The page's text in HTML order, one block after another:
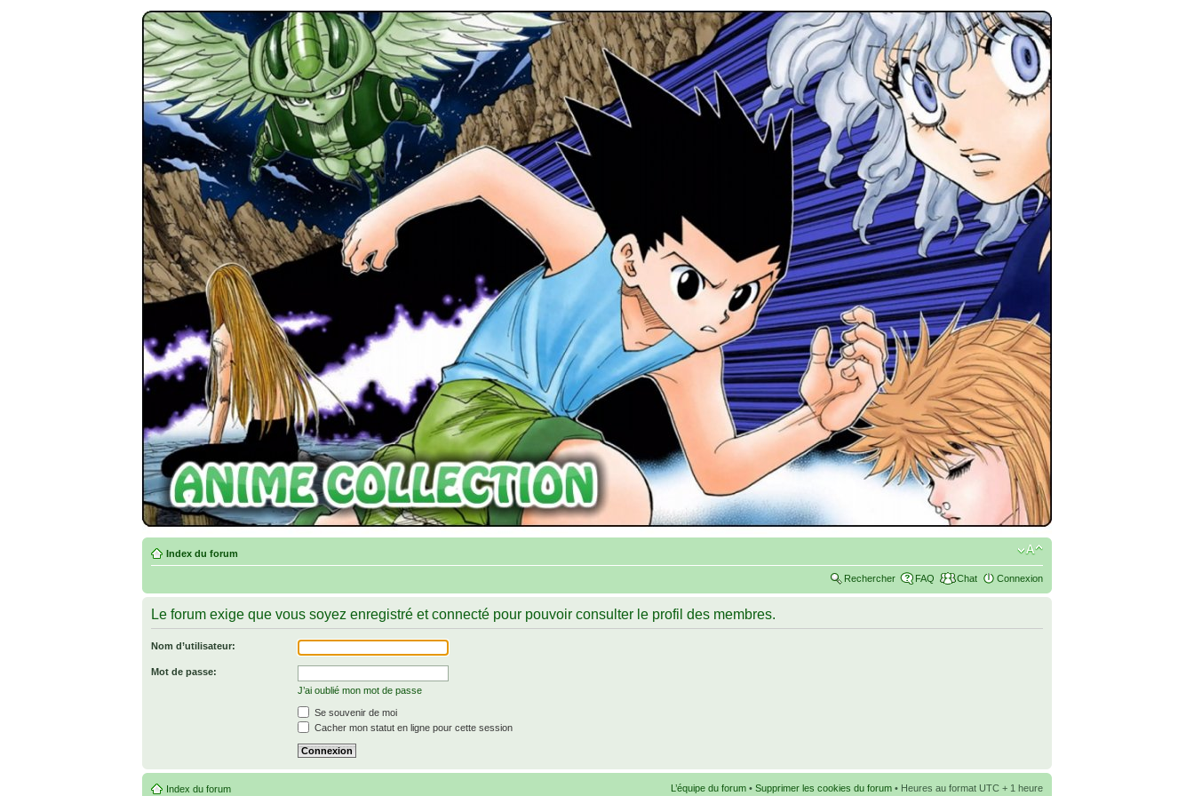
Index du forum
Rechercher FAQ Chat Connexion
Le forum exige que vous soyez enregistré et connecté pour pouvoir consulter le profil des membres.
Nom d’utilisateur:
Mot de passe:
J’ai oublié mon mot de passe
Se souvenir de moi
Cacher mon statut en ligne pour cette session
Index du forum L’équipe du forum • Supprimer les cookies du forum • Heures au format UTC + 1 heure